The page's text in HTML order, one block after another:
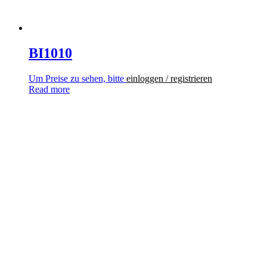
BI1010
Um Preise zu sehen, bitte einloggen / registrieren
Read more